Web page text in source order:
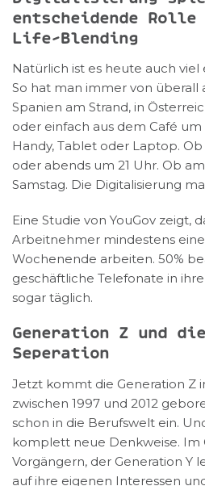
entscheidende Rolle
Life-Blending
Natürlich ist es heute auch
So hat man immer von überall
Spanien am Strand, in
oder einfach aus dem Café um
Handy, Tablet oder Laptop.
oder abends um 21 Uhr. Ob
Samstag. Die Digitalisierung
Eine Studie von YouGov zeigt,
Arbeitnehmer mindestens
Wochenende arbeiten. 50%
geschäftliche Telefonate in
sogar täglich.
Generation Z und
Seperation
Jetzt kommt die Generation Z
zwischen 1997 und 2012
schon in die Berufswelt ein.
komplett neue Denkweise. Im
Vorgängern, der Generation Y
auf ihre eigenen Interessen